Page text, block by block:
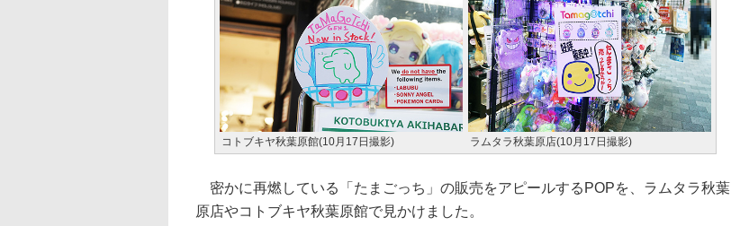
コトブキヤ秋葉原館(10月17日撮影) ラムタラ秋葉原店(10月17日撮影)
密かに再燃している「たまごっち」の販売をアピールするPOPを、ラムタラ秋葉
原店やコトブキヤ秋葉原館で見かけました。